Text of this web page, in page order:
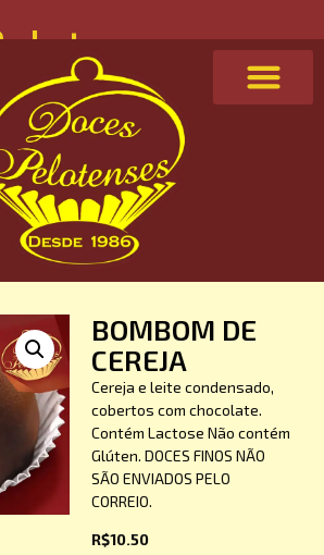
BOMBOM DE
CEREJA
Cereja e leite condensado,
cobertos com chocolate.
Contém Lactose Não contém
Glúten. DOCES FINOS NÃO
SÃO ENVIADOS PELO
CORREIO.
R$10.50